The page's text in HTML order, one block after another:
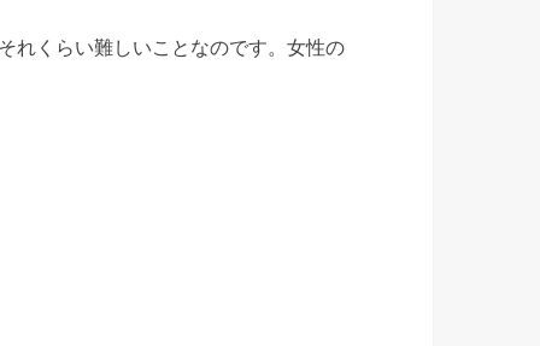
れくらい難しいことなのです。女性の